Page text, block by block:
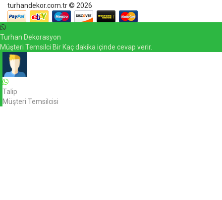
turhandekor.com.tr © 2026
Turhan Dekorasyon
Müşteri Temsilci Bir Kaç dakika içinde cevap verir.
Talip
Müşteri Temsilcisi